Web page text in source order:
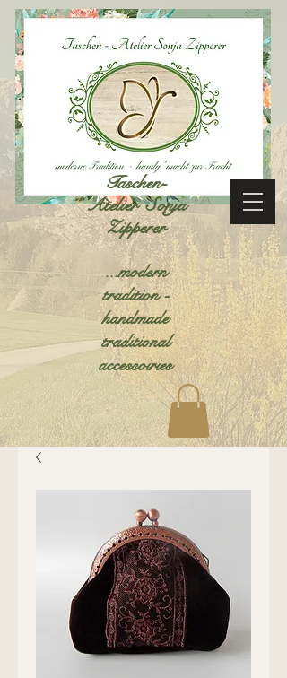
Taschen-
Atelier Sonja
Zipperer
...modern
tradition -
handmade
traditional
accessoiries